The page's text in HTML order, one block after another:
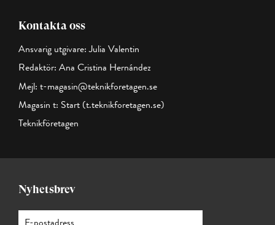
Kontakta oss
Ansvarig utgivare: Julia Valentin
Redaktör: Ana Cristina Hernández
Mejl: t-magasin@teknikforetagen.se
Magasin t: Start (t.teknikforetagen.se)
Teknikföretagen
Nyhetsbrev